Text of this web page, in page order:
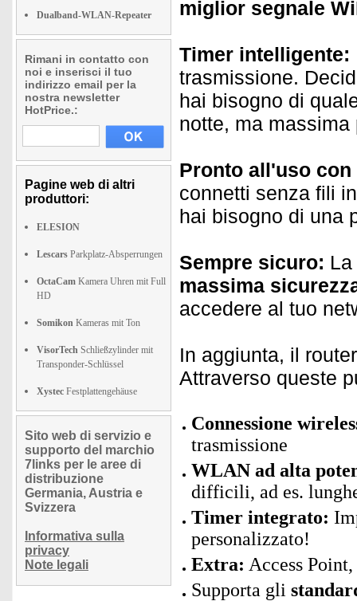
Dualband-WLAN-Repeater
Rimani in contatto con
noi e inserisci il tuo
indirizzo email per la
nostra newsletter
HotPrice.:
Pagine web di altri
produttori:
ELESION
Lescars Parkplatz-Absperrungen
OctaCam Kamera Uhren mit Full
HD
Somikon Kameras mit Ton
VisorTech Schließzylinder mit
Transponder-Schlüssel
Xystec Festplattengehäuse
Sito web di servizio e
supporto del marchio
7links per le aree di
distribuzione
Germania, Austria e
Svizzera
Informativa sulla
privacy
Note legali
miglior segnale
Timer intelligente:
trasmissione.
hai bisogno di
notte, ma
Pronto all'uso
connetti senza fili
hai bisogno di una
Sempre sicuro:
massima
accedere al tuo
In aggiunta, il
Attraverso queste
Connessione
trasmissione
WLAN ad alta
difficili, ad es.
Timer integrato:
personalizzato!
Extra: Access
Supporta gli